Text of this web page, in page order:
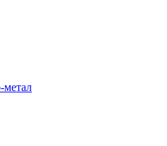
метал